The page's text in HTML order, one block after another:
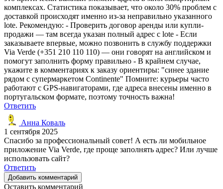
комплексах. Статистика показывает, что около 30% проблем с
доставкой происходят именно из-за неправильно указанного
lote. Рекомендую: - Проверить договор аренды или купли-
продажи — там всегда указан полный адрес с lote - Если
заказываете впервые, можно позвонить в службу поддержки
Via Verde (+351 210 110 110) — они говорят на английском и
помогут заполнить форму правильно - В крайнем случае,
укажите в комментариях к заказу ориентиры: "синее здание
рядом с супермаркетом Continente" Помните: курьеры часто
работают с GPS-навигаторами, где адреса внесены именно в
португальском формате, поэтому точность важна!
Ответить
Анна Коваль
1 сентября 2025
Спасибо за профессиональный совет! А есть ли мобильное
приложение Via Verde, где проще заполнять адрес? Или лучше
использовать сайт?
Ответить
Добавить комментарий
Оставить комментарий